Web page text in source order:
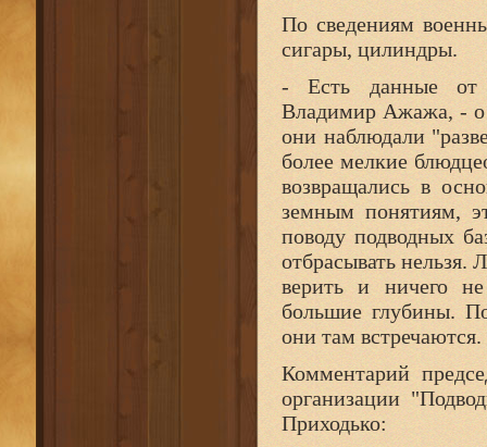
По сведениям
сигары, цилиндры.
- Есть данные от
Владимир Ажажа, - о
они наблюдали
более мелкие
возвращались в
земным понятиям,
поводу подводных
отбрасывать нельзя.
верить и ничего
большие глубины.
они там встречаются.
Комментарий
организации
Приходько: